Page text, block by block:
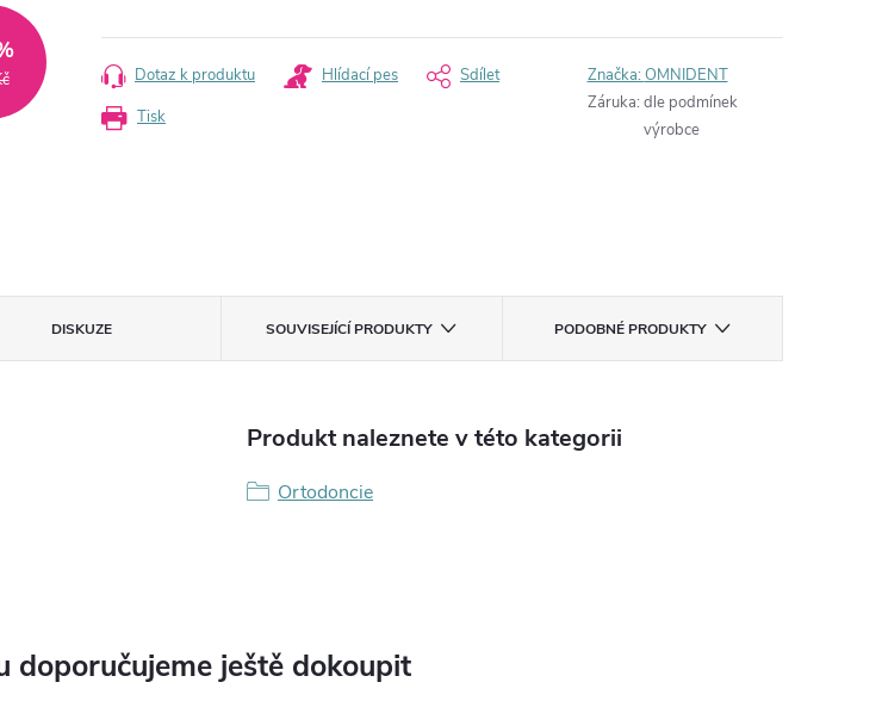
cena:
Tisk
Dotaz k produktu Hlídací pes Sdílet Značka:OMNIDENT
Záruka: dle podmínek
výrobce
DISKUZE SOUVISEJÍCÍ PRODUKTY PODOBNÉ PRODUKTY
Produkt naleznete v této kategorii
Ortodoncie
doporučujeme ještě dokoupit